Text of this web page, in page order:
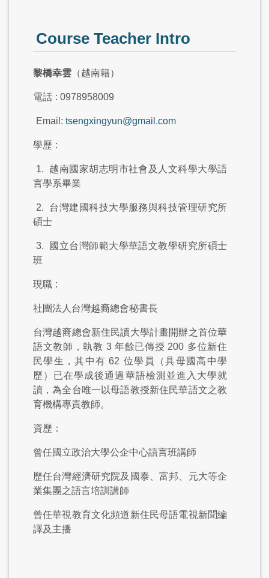
Course Teacher Intro
黎橋幸雲 （越南籍）
電話 : 0978958009
Email: tsengxingyun@gmail.com
學歷 :
1.
越南國家胡志明市社會及人文科學大學語
言學系畢業
2.
台灣建國科技大學服務與科技管理研究所
碩士
3.
國立台灣師範大學華語文教學研究所碩士
班
現職 :
社團法人台灣越裔總會秘書長
台灣越裔總會新住民讀大學計畫開辦之首位華
語文教師，執教 3 年餘已傳授 200 多位新住
民學生，其中有 62 位學員（具母國高中學
歷）已在學成後通過華語檢測並進入大學就
讀，為全台唯一以母語教授新住民華語文之教
育機構專責教師。
資歷：
曾任國立政治大學公企中心語言班講師
歷任台灣經濟研究院及國泰、富邦、元大等企
業集團之語言培訓講師
曾任華視教育文化頻道新住民母語電視新聞編
譯及主播